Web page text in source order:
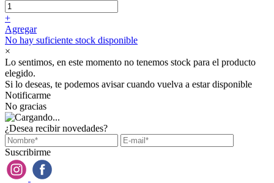
+
Agregar
No hay suficiente stock disponible
×
Lo sentimos, en este momento no tenemos stock para el producto
elegido.
Si lo deseas, te podemos avisar cuando vuelva a estar disponible
Notificarme
No gracias
¿Desea recibir novedades?
Suscribirme